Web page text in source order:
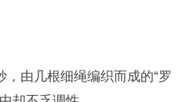
由几根细绳编织而成的“罗